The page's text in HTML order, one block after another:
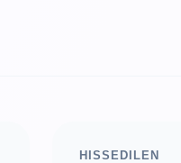
HISSEDILEN